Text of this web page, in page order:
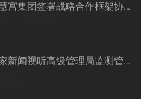
西南大学与智慧宫集团签署战略合作框架协议
毛里塔尼亚国家新闻视听高级管理局监测管控司司长穆罕默德·哈桑·埃萨利姆一行莅临智慧宫调研